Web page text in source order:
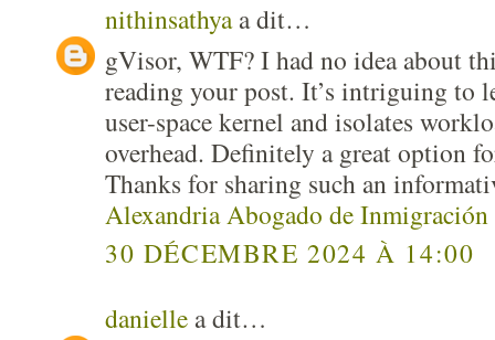
nithinsathyaa dit…
gVisor, WTF? I had no idea about
reading your post. It’s intriguing to
user-space kernel and isolates
overhead. Definitely a great option
Thanks for sharing such an
Alexandria Abogado de Inmigración
30 DÉCEMBRE 2024 À 14:00
danielle a dit…